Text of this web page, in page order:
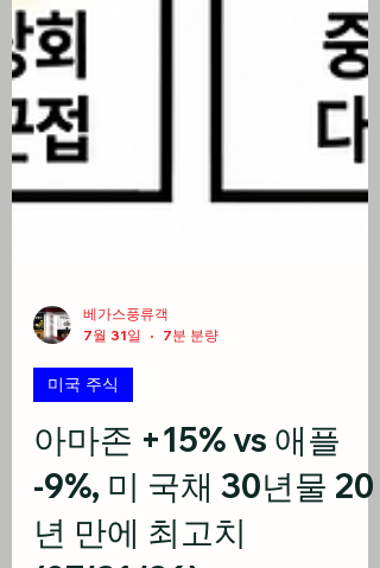
베가스풍류객
7월 31일
미국 주식
아마존 +15% vs 애플
-9%, 미 국채 30년물 20